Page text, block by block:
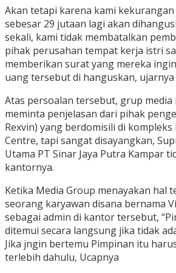
Akan tetapi karena kami
sebesar 29 jutaan lagi akan
sekali, kami tidak membatalkan
pihak perusahan tempat kerja istri
memberikan surat yang mereka
uang tersebut di hanguskan, ujarnya
Atas persoalan tersebut, grup media
meminta penjelasan dari pihak
Rexvin) yang berdomisili di
Centre, tapi sangat disayangkan,
Utama PT Sinar Jaya Putra Kampar
kantornya.
Ketika Media Group menayakan hal
seorang karyawan disana bernama
sebagai admin di kantor tersebut,
ditemui secara langsung jika tidak
Jika jngin bertemu Pimpinan itu
terlebih dahulu, Ucapnya